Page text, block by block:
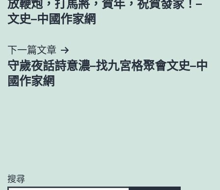
導
覽
放鞭炮，打馬將，賀年，祝賀發家！–
文史–中國作家網
下一篇文章
守歲夜話詩意濃–找九宮格聚會文史–中
國作家網
搜尋